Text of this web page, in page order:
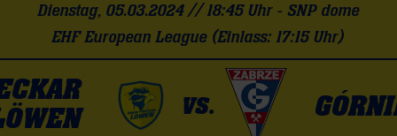
Dienstag, 05.03.2024 // 18:45 Uhr - SNP dome
EHF European League (Einlass: 17:15 Uhr)
VS.